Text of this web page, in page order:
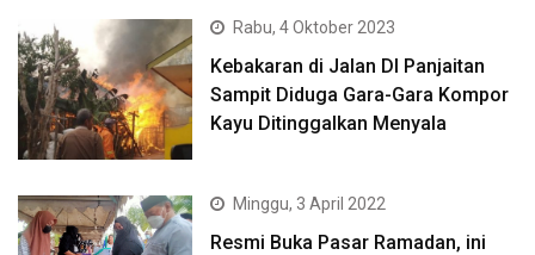
Rabu, 4 Oktober 2023
Kebakaran di Jalan DI Panjaitan
Sampit Diduga Gara-Gara Kompor
Kayu Ditinggalkan Menyala
Minggu, 3 April 2022
Resmi Buka Pasar Ramadan, ini